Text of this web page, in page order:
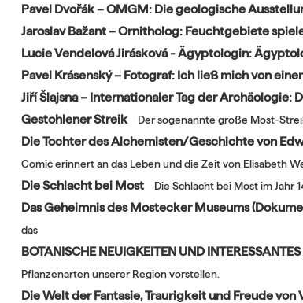
Pavel Dvořák – OMGM: Die geologische
Jaroslav Bažant – Ornitholog: Feuchtgebiete
Lucie Vendelová Jirásková - Ägyptologin:
Pavel Krásenský – Fotograf: Ich ließ mich von
Jiří Šlajsna – Internationaler Tag der
Gestohlener Streik
Der sogenannte große Most-
Die Tochter des Alchemisten/Geschichte von
Comic erinnert an das Leben und die Zeit von Elisabeth
Die Schlacht bei Most Die Schlacht bei Most im Jahr
Das Geheimnis des Mostecker Museums
das
BOTANISCHE NEUIGKEITEN UND
Pflanzenarten unserer Region vorstellen.
Die Welt der Fantasie, Traurigkeit und Freude von